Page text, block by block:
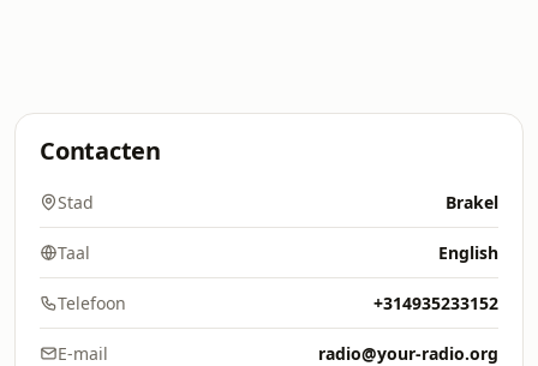
Contacten
Stad Brakel
Taal English
Telefoon +314935233152
E-mail radio@your-radio.org